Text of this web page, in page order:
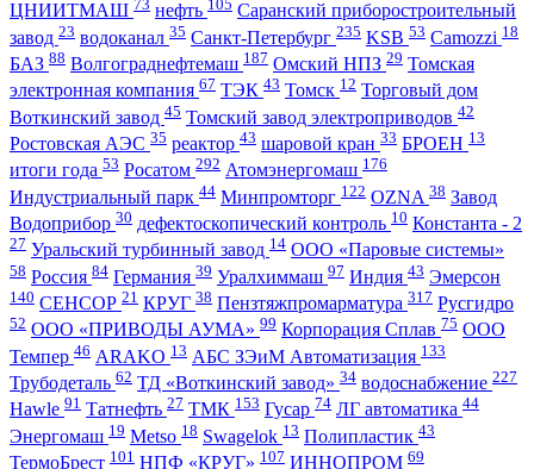
ЦНИИТМАШ 73 нефть 105 Саранский приборостроительный
завод 23 водоканал 35 Санкт-Петербург 235 KSB 53 Camozzi 18
БАЗ 88 Волгограднефтемаш 187 Омский НПЗ 29 Томская
электронная компания 67 ТЭК 43 Томск 12 Торговый дом
Воткинский завод 45 Томский завод электроприводов 42
Ростовская АЭС 35 реактор 43 шаровой кран 33 БРОЕН 13
итоги года 53 Росатом 292 Атомэнергомаш 176
Индустриальный парк 44 Минпромторг 122 OZNA 38 Завод
Водоприбор 30 дефектоскопический контроль 10 Константа - 2
27 Уральский турбинный завод 14 ООО «Паровые системы»
58 Россия 84 Германия 39 Уралхиммаш 97 Индия 43 Эмерсон
140 СЕНСОР 21 КРУГ 38 Пензтяжпромарматура 317 Русгидро
52 ООО «ПРИВОДЫ АУМА» 99 Корпорация Сплав 75 ООО
Темпер 46 ARAKO 13 АБС ЗЭиМ Автоматизация 133
Трубодеталь 62 ТД «Воткинский завод» 34 водоснабжение 227
Hawle 91 Татнефть 27 ТМК 153 Гусар 74 ЛГ автоматика 44
Энергомаш 19 Metso 18 Swagelok 13 Полипластик 43
ТермоБрест 101 НПФ «КРУГ» 107 ИННОПРОМ 69